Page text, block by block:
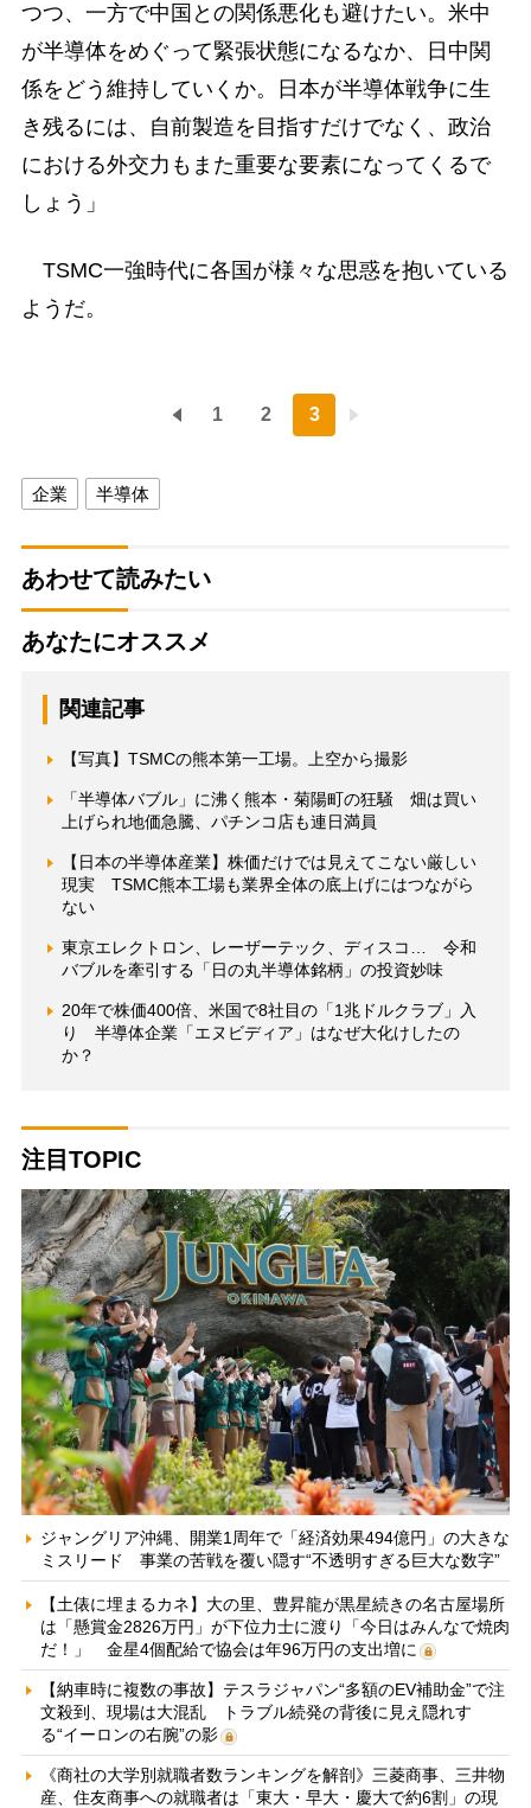
つつ、一方で中国との関係悪化も避けたい。米中
が半導体をめぐって緊張状態になるなか、日中関
係をどう維持していくか。日本が半導体戦争に生
き残るには、自前製造を目指すだけでなく、政治
における外交力もまた重要な要素になってくるで
しょう」
TSMC一強時代に各国が様々な思惑を抱いている
ようだ。
1 2 3
企業 半導体
あわせて読みたい
あなたにオススメ
関連記事
【写真】TSMCの熊本第一工場。上空から撮影
「半導体バブル」に沸く熊本・菊陽町の狂騒 畑は買い
上げられ地価急騰、パチンコ店も連日満員
【日本の半導体産業】株価だけでは見えてこない厳しい
現実 TSMC熊本工場も業界全体の底上げにはつながら
ない
東京エレクトロン、レーザーテック、ディスコ… 令和
バブルを牽引する「日の丸半導体銘柄」の投資妙味
20年で株価400倍、米国で8社目の「1兆ドルクラブ」入
り 半導体企業「エヌビディア」はなぜ大化けしたの
か？
注目TOPIC
ジャングリア沖縄、開業1周年で「経済効果494億円」の大きな
ミスリード 事業の苦戦を覆い隠す“不透明すぎる巨大な数字”
【土俵に埋まるカネ】大の里、豊昇龍が黒星続きの名古屋場所
は「懸賞金2826万円」が下位力士に渡り「今日はみんなで焼肉
だ！」 金星4個配給で協会は年96万円の支出増に
【納車時に複数の事故】テスラジャパン“多額のEV補助金”で注
文殺到、現場は大混乱 トラブル続発の背後に見え隠れす
る“イーロンの右腕”の影
《商社の大学別就職者数ランキングを解剖》三菱商事、三井物
産、住友商事への就職者は「東大・早大・慶大で約6割」の現